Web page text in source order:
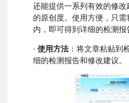
还能提供一系列有效的修
的原创度。使用方便，只
内，即可得到详细的检测报
· 使用方法：将文章粘贴到
细的检测报告和修改建议。